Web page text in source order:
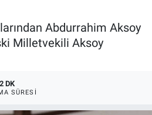
Abdurrahim Aksoy
Milletvekili Aksoy
2 DK
SÜRESI